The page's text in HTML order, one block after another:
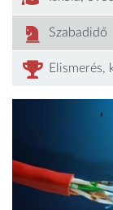
Szabadidő
Elismerés,